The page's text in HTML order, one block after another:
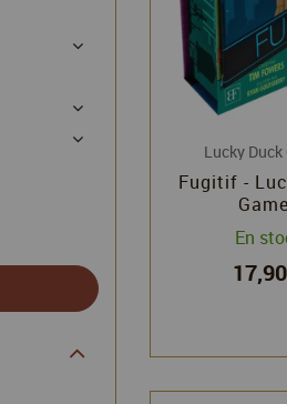
Lucky Duck
Fugitif -
En